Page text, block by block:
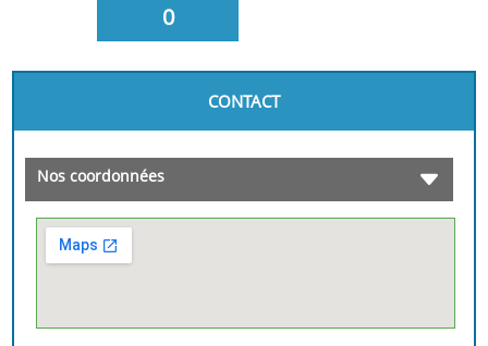
0
CONTACT
Nos coordonnées